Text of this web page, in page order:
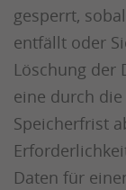
gesperrt,
entfällt oder
Löschung der
eine durch
Speicherfrist
Daten für